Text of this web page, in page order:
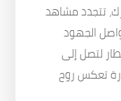
تتجدد مشاهد
الجهود
لتصل إلى
تعكس روح